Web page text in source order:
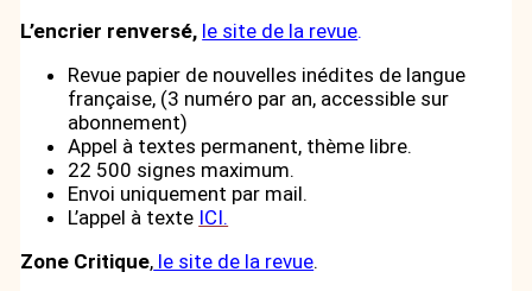
L’encrier renversé, le site de la revue.
Revue papier de nouvelles inédites de langue
française, (3 numéro par an, accessible sur
abonnement)
Appel à textes permanent, thème libre.
22 500 signes maximum.
Envoi uniquement par mail.
L’appel à texte ICI.
Zone Critique, le site de la revue.